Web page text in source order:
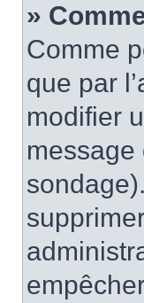
»
Comme
que par
modifier
message